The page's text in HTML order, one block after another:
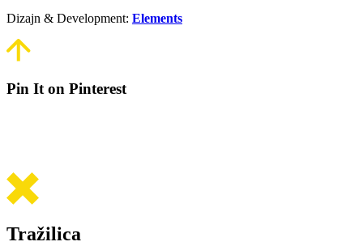
Dizajn & Development: Elements
Pin It on Pinterest
Tražilica